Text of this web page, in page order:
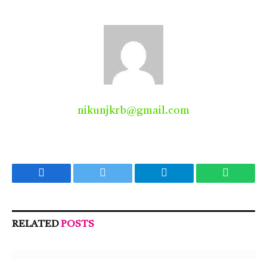
nikunjkrb@gmail.com
Facebook Twitter Telegram
RELATEDPOSTS